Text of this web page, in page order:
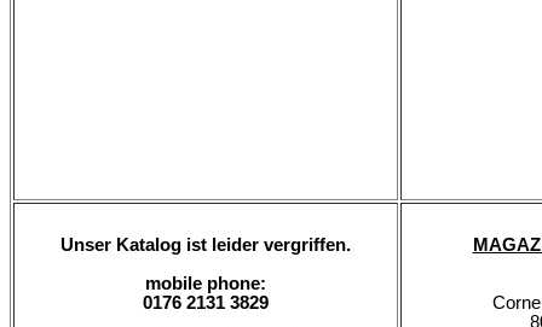
Unser Katalog ist leider vergriffen.
mobile phone:
0176 2131 3829